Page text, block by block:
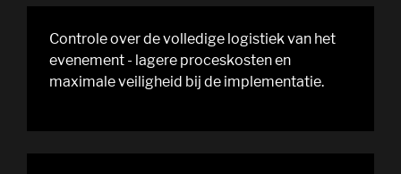
Controle over de volledige logistiek van het
evenement - lagere proceskosten en
maximale veiligheid bij de implementatie.